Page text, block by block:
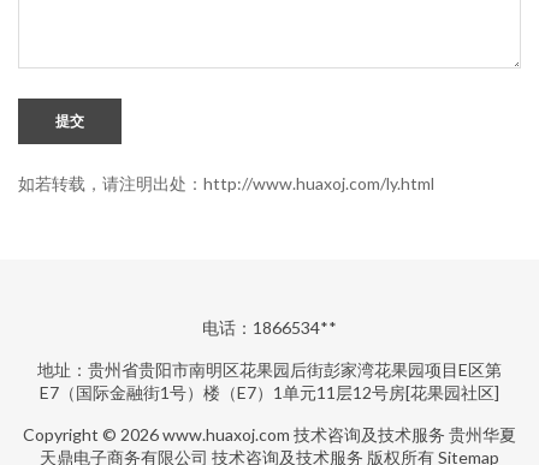
提交
如若转载，请注明出处：http://www.huaxoj.com/ly.html
电话：1866534**
地址：贵州省贵阳市南明区花果园后街彭家湾花果园项目E区第
E7（国际金融街1号）楼（E7）1单元11层12号房[花果园社区]
Copyright © 2026www.huaxoj.com 技术咨询及技术服务 贵州华夏
天鼎电子商务有限公司 技术咨询及技术服务 版权所有Sitemap